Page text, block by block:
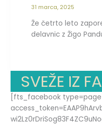
31 marca, 2025
Že četrto leto
delavnic z Žigo
SVEŽE IZ
[fts_facebook type=page